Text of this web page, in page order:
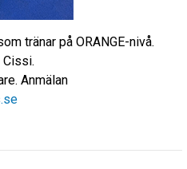
tränar på ORANGE-nivå.
Cissi.
Anmälan